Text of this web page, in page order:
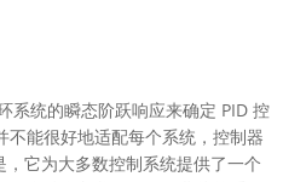
系统的瞬态阶跃响应来确定 PID 控
不能很好地适配每个系统，控制器
它为大多数控制系统提供了一个